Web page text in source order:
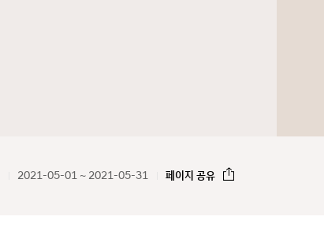
2021-05-01 ~ 2021-05-31 페이지 공유